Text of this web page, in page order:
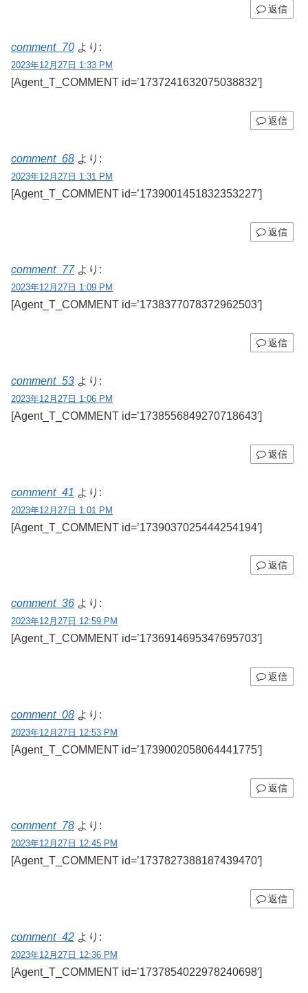
返信
comment_70 より:
2023年12月27日 1:33 PM
[Agent_T_COMMENT id=’1737241632075038832′]
返信
comment_68 より:
2023年12月27日 1:31 PM
[Agent_T_COMMENT id=’1739001451832353227′]
返信
comment_77 より:
2023年12月27日 1:09 PM
[Agent_T_COMMENT id=’1738377078372962503′]
返信
comment_53 より:
2023年12月27日 1:06 PM
[Agent_T_COMMENT id=’1738556849270718643′]
返信
comment_41 より:
2023年12月27日 1:01 PM
[Agent_T_COMMENT id=’1739037025444254194′]
返信
comment_36 より:
2023年12月27日 12:59 PM
[Agent_T_COMMENT id=’1736914695347695703′]
返信
comment_08 より:
2023年12月27日 12:53 PM
[Agent_T_COMMENT id=’1739002058064441775′]
返信
comment_78 より:
2023年12月27日 12:45 PM
[Agent_T_COMMENT id=’1737827388187439470′]
返信
comment_42 より:
2023年12月27日 12:36 PM
[Agent_T_COMMENT id=’1737854022978240698′]